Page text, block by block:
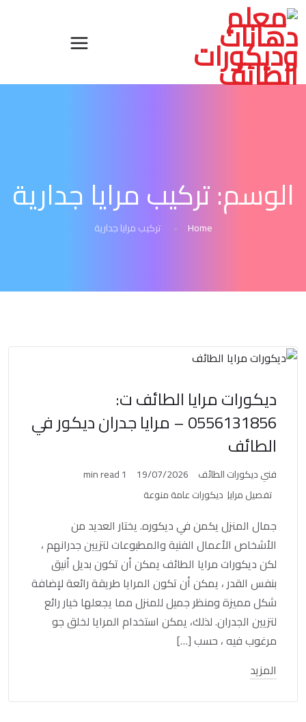
الوسم:تركيب مرايا جدارية
Home تركيب مرايا جدارية
ديكورات مرايا الطائف ت:
0556131856 – مرايا جدران ديكور في
الطائف
فني ديكورات الطائف 19/07/2026
1 min read
تفصيل مرايا ديكورات عامة منوعة
جمال المنزل يكمن في ديكوره. يختار العديد من
الأشخاص الأعمال الفنية والمطبوعات لتزيين جدرانهم ،
لكن ديكورات مرايا الطائف يمكن أن تكون بديل أنيق
بنفس القدر ، يمكن أن تكون المرايا طريقة رائعة لإضافة
شكل مميزة ومنظر جميل للمنزل مما يجعلها خيار رائع
لتزيين الجدران. لذلك، يمكن استخدام المرايا لخلق جو
مرغوب فيه ، حسب […]
المزيد